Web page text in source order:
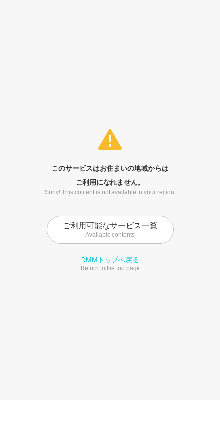
このサービスはお住まいの地域からは
ご利用になれません。
Sorry! This content is not available in your region.
ご利用可能なサービス一覧
Available contents
DMMトップへ戻る
Return to the top page